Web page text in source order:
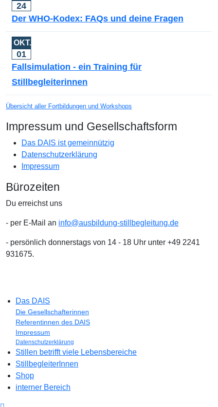
24
Der WHO-Kodex: FAQs und deine Fragen
OKT.
01
Fallsimulation - ein Training für
Stillbegleiterinnen
Übersicht aller Fortbildungen und Workshops
Impressum und Gesellschaftsform
Das DAIS ist gemeinnützig
Datenschutzerklärung
Impressum
Bürozeiten
Du erreichst uns
- per E-Mail an info@ausbildung-stillbegleitung.de
- persönlich donnerstags von 14 - 18 Uhr unter +49 2241
931675.
Das DAIS
Die Gesellschafterinnen
Referentinnen des DAIS
Impressum
Datenschutzerklärung
Stillen betrifft viele Lebensbereiche
StillbegleiterInnen
Shop
interner Bereich